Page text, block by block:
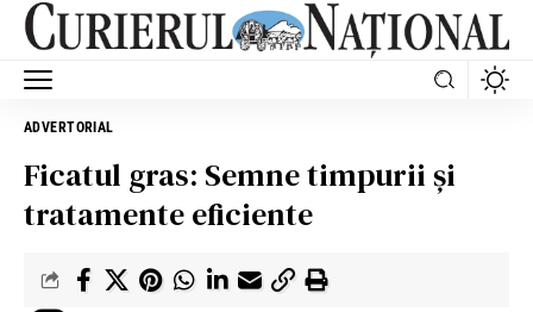
ADVERTORIAL
Ficatul gras: Semne timpurii și
tratamente eficiente